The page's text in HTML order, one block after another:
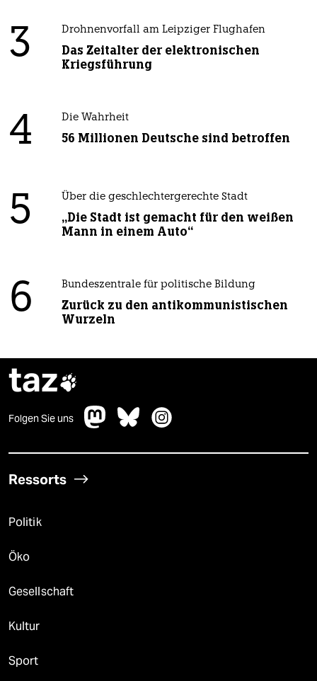
3 Drohnenvorfall am Leipziger Flughafen
Das Zeitalter der elektronischen
Kriegsführung
4 Die Wahrheit
56 Millionen Deutsche sind betroffen
5 Über die geschlechtergerechte Stadt
„Die Stadt ist gemacht für den weißen
Mann in einem Auto“
6 Bundeszentrale für politische Bildung
Zurück zu den antikommunistischen
Wurzeln
taz
Folgen Sie uns
Ressorts
Politik
Öko
Gesellschaft
Kultur
Sport